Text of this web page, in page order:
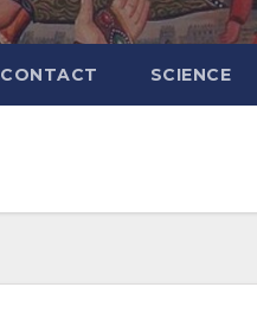
SCIENCE
CONTACT